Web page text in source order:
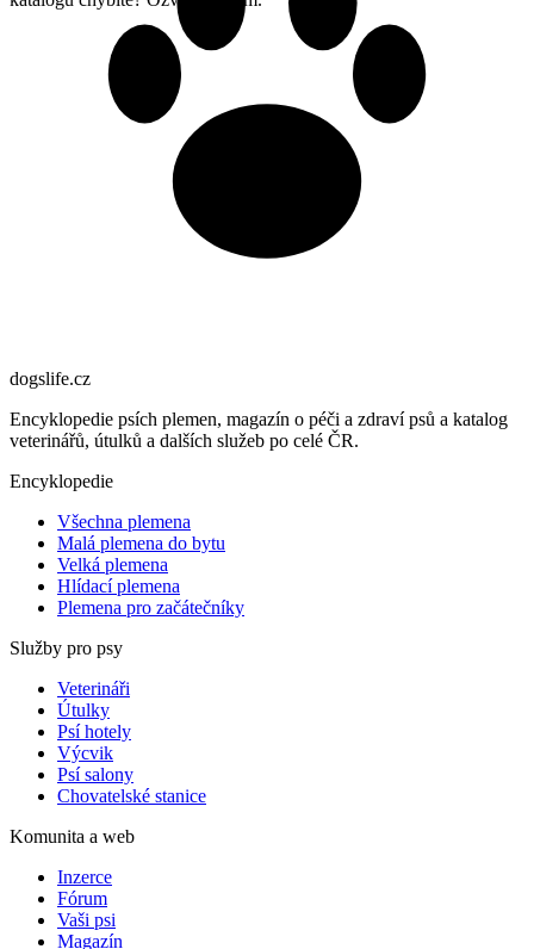
dogslife.cz
Encyklopedie psích plemen, magazín o péči a zdraví psů a katalog
veterinářů, útulků a dalších služeb po celé ČR.
Encyklopedie
Všechna plemena
Malá plemena do bytu
Velká plemena
Hlídací plemena
Plemena pro začátečníky
Služby pro psy
Veterináři
Útulky
Psí hotely
Výcvik
Psí salony
Chovatelské stanice
Komunita a web
Inzerce
Fórum
Vaši psi
Magazín